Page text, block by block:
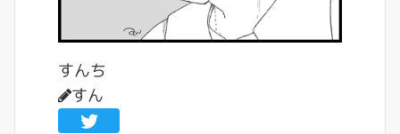
すんち
すん